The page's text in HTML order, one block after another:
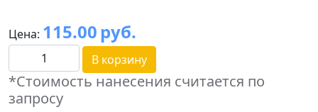
Цена: 115.00 руб.
В корзину
*Стоимость нанесения считается по
запросу